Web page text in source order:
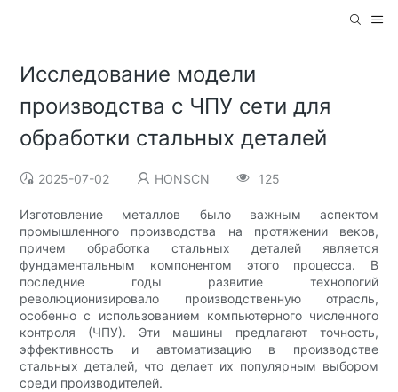
Исследование модели
производства с ЧПУ сети для
обработки стальных деталей
2025-07-02 HONSCN 125
Изготовление металлов было важным аспектом
промышленного производства на протяжении веков,
причем обработка стальных деталей является
фундаментальным компонентом этого процесса. В
последние годы развитие технологий
революционизировало производственную отрасль,
особенно с использованием компьютерного численного
контроля (ЧПУ). Эти машины предлагают точность,
эффективность и автоматизацию в производстве
стальных деталей, что делает их популярным выбором
среди производителей.